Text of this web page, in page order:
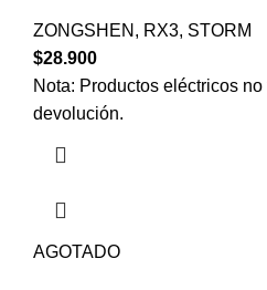
ZONGSHEN , RX3, STORM
$28.900
Nota: Productos eléctricos
devolución.
AGOTADO